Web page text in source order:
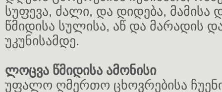
სუფევა, ძალი, და დიდება, მამისა
წმიდისა სულისა, აწ და მარადის
უკუნისამდე.
ლოცვა წმიდისა ამონისი
უფალო ღმერთო ცხოვრებისა